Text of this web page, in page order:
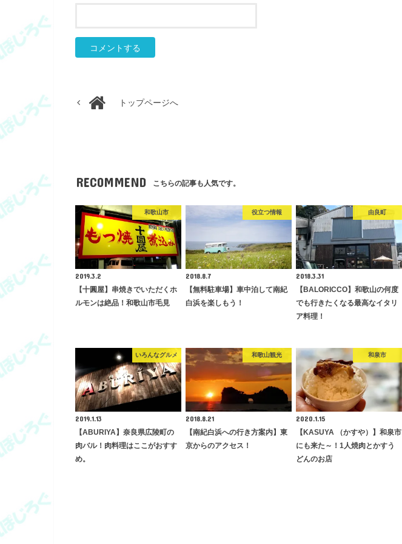
トップページへ
RECOMMEND こちらの記事も人気です。
和歌山市
2019.3.2
【十圓屋】串焼きでいただくホ
ルモンは絶品！和歌山市毛見
役立つ情報
2018.8.7
【無料駐車場】車中泊して南紀
白浜を楽しもう！
由良町
2018.3.31
【BALORICCO】和歌山の何度
でも行きたくなる最高なイタリ
ア料理！
いろんなグルメ
2019.1.13
【ABURIYA】奈良県広陵町の
肉バル！肉料理はここがおすす
め。
和歌山観光
2018.8.21
【南紀白浜への行き方案内】東
京からのアクセス！
和泉市
2020.1.15
【KASUYA （かすや）】和泉市
にも来た～！1人焼肉とかすう
どんのお店